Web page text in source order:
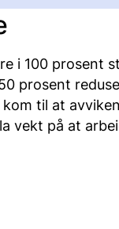
i 100 prosent
prosent
til at
vekt på at